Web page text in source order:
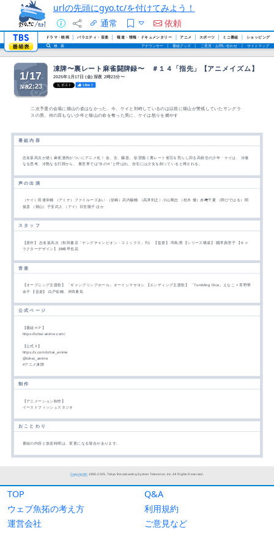
urlの先頭にgyo.tc/を付けてみよう！
通常
依頼
TOP
Q&A
ウェブ魚拓の考え方
利用規約
運営会社
ご意見など